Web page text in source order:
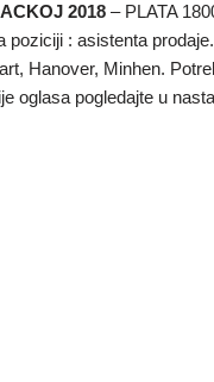
2018 – PLATA
poziciji : asistenta
Hanover, Minhen.
oglasa pogledajte u